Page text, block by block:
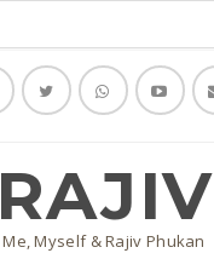
RAJIV
Me, Myself & Rajiv Phukan